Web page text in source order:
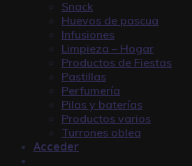
Snack
Huevos de pascua
Infusiones
Limpieza – Hogar
Productos de Fiestas
Pastillas
Perfumería
Pilas y baterías
Productos varios
Turrones oblea
Acceder